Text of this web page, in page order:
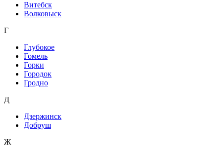
Витебск
Волковыск
Г
Глубокое
Гомель
Горки
Городок
Гродно
Д
Дзержинск
Добруш
Ж